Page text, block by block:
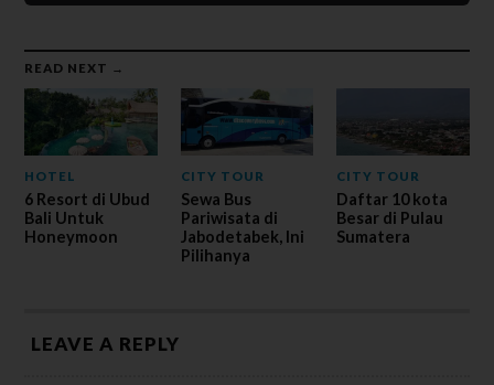
READ NEXT →
HOTEL
6 Resort di Ubud
Bali Untuk
Honeymoon
CITY TOUR
Sewa Bus
Pariwisata di
Jabodetabek, Ini
Pilihanya
CITY TOUR
Daftar 10 kota
Besar di Pulau
Sumatera
LEAVE A REPLY